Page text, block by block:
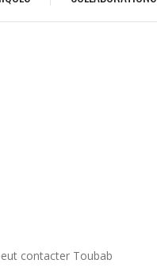
contacter Toubab